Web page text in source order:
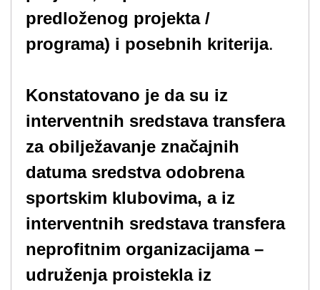
predloženog projekta /
programa) i posebnih kriterija.
Konstatovano je da su iz
interventnih sredstava transfera
za obilježavanje značajnih
datuma sredstva odobrena
sportskim klubovima, a iz
interventnih sredstava transfera
neprofitnim organizacijama –
udruženja proistekla iz